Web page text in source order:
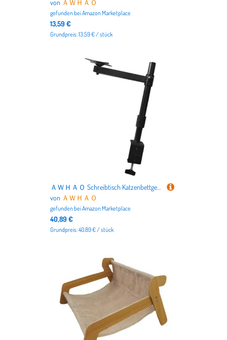
von ＡＷＨＡＯ
gefunden beiAmazon Marketplace
13,59 €
Grundpreis: 13.59 € / stück
ＡＷＨＡＯ Schreibtisch Katzenbettgestell Katzennest-Unterstützung Aufsatzzubehör 360° Drehung Höhenverstellbar
von ＡＷＨＡＯ
gefunden beiAmazon Marketplace
40,89 €
Grundpreis: 40.89 € / stück